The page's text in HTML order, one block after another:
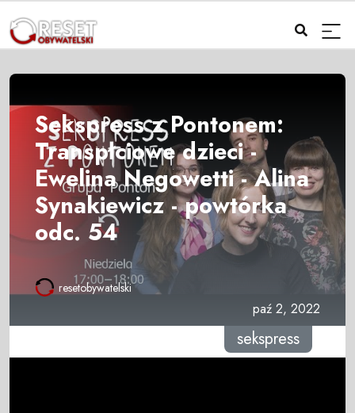
Sekspress z Pontonem:
Transpłciowe dzieci -
Ewelina Negowetti - Alina
Synakiewicz - powtórka
odc. 54
resetobywatelski
paź 2, 2022
sekspress